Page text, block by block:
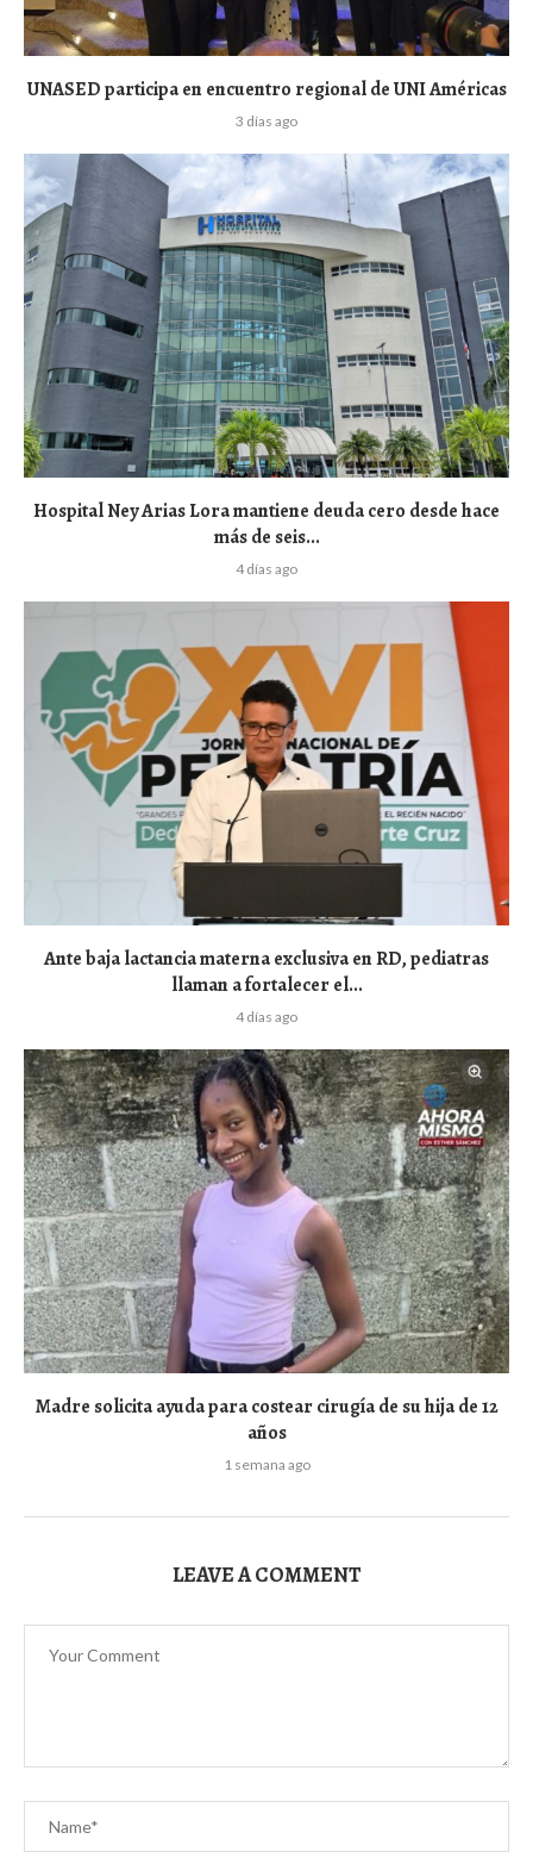
UNASED participa en encuentro regional de UNI Américas
3 días ago
Hospital Ney Arias Lora mantiene deuda cero desde hace
más de seis...
4 días ago
Ante baja lactancia materna exclusiva en RD, pediatras
llaman a fortalecer el...
4 días ago
Madre solicita ayuda para costear cirugía de su hija de 12
años
1 semana ago
LEAVE A COMMENT